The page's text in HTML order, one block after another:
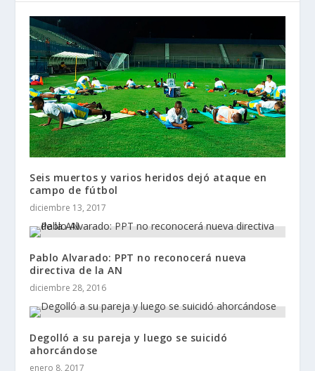
Seis muertos y varios heridos dejó ataque en
campo de fútbol
diciembre 13, 2017
Pablo Alvarado: PPT no reconocerá nueva
directiva de la AN
diciembre 28, 2016
Degolló a su pareja y luego se suicidó
ahorcándose
enero 8, 2017